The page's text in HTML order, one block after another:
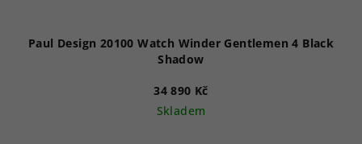
Paul Design 20100 Watch Winder Gentlemen 4 Black
Shadow
34 890 Kč
Skladem